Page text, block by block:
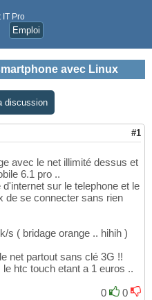
IT Pro
Emploi
avec Linux
discussion
#1
avec le net illimité dessus et
6.1 pro ..
sur le telephone et le
de se connecter sans rien
s ( bridage orange .. hihih )
net partout sans clé 3G !!
htc touch etant a 1 euros ..
0
0